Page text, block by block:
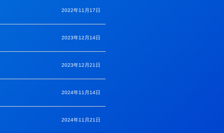
2022年11月17日
2023年12月14日
2023年12月21日
2024年11月14日
2024年11月21日